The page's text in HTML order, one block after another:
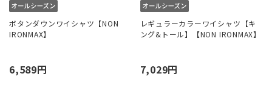
ボタンダウンワイシャツ【NON
IRONMAX】
6,589円
レギュラーカラーワイシャツ【キ
ング&トール】【NON IRONMAX】
7,029円